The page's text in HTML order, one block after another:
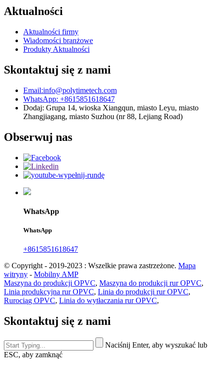
Aktualności
Aktualności firmy
Wiadomości branżowe
Produkty Aktualności
Skontaktuj się z nami
Email:info@polytimetech.com
WhatsApp: +8615851618647
Dodaj: Grupa 14, wioska Xiangqun, miasto Leyu, miasto
Zhangjiagang, miasto Suzhou (nr 88, Lejiang Road)
Obserwuj nas
WhatsApp
WhatsApp
+8615851618647
© Copyright - 2019-2023 : Wszelkie prawa zastrzeżone. Mapa
witryny - Mobilny AMP
Maszyna do produkcji OPVC, Maszyna do produkcji rur OPVC,
Linia produkcyjna rur OPVC, Linia do produkcji rur OPVC,
Rurociąg OPVC, Linia do wytłaczania rur OPVC,
Skontaktuj się z nami
Naciśnij Enter, aby wyszukać lub
ESC, aby zamknąć